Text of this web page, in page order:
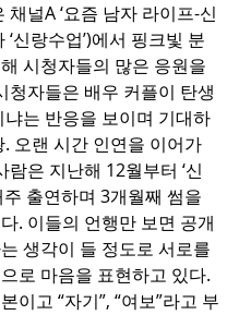
채널A ‘요즘 남자 라이프-신
‘신랑수업’)에서 핑크빛 분
시청자들의 많은 응원을
청자들은 배우 커플이 탄생
는 반응을 보이며 기대하
오랜 시간 인연을 이어가
람은 지난해 12월부터 ‘신
주 출연하며 3개월째 썸을
. 이들의 언행만 보면 공개
생각이 들 정도로 서로를
로 마음을 표현하고 있다.
이고 “자기”, “여보”라고 부